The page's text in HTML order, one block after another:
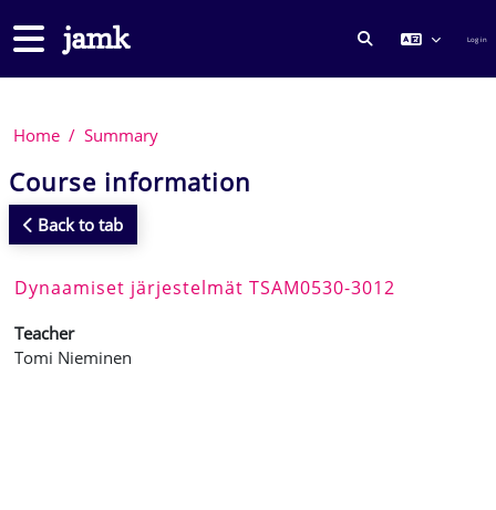
Side panel
TOGGLE Log in
Home Summary
Course information
Back to tab
Dynaamiset järjestelmät TSAM0530-3012
Teacher
Tomi Nieminen